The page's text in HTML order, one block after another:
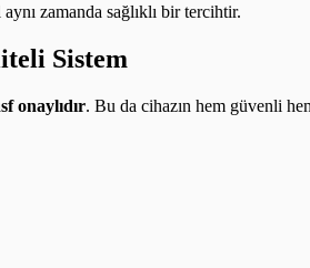
zamanda sağlıklı bir tercihtir.
Sistem
onaylıdır. Bu da cihazın hem güvenli